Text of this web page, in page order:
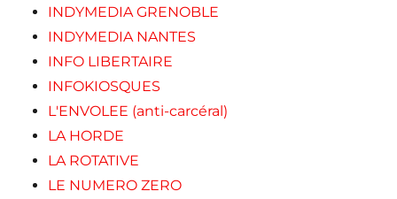
INDYMEDIA GRENOBLE
INDYMEDIA NANTES
INFO LIBERTAIRE
INFOKIOSQUES
L'ENVOLEE (anti-carcéral)
LA HORDE
LA ROTATIVE
LE NUMERO ZERO